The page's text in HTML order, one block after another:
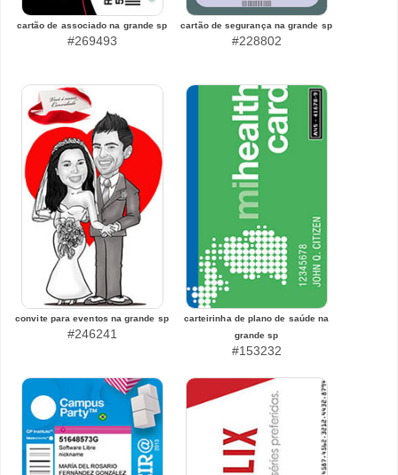
cartão de associado na grande sp
#269493
cartão de segurança na grande sp
#228802
convite para eventos na grande sp
#246241
carteirinha de plano de saúde na
grande sp
#153232